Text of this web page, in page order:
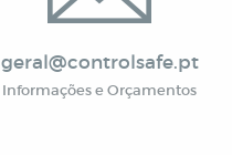
geral@controlsafe.pt
Informações e Orçamentos